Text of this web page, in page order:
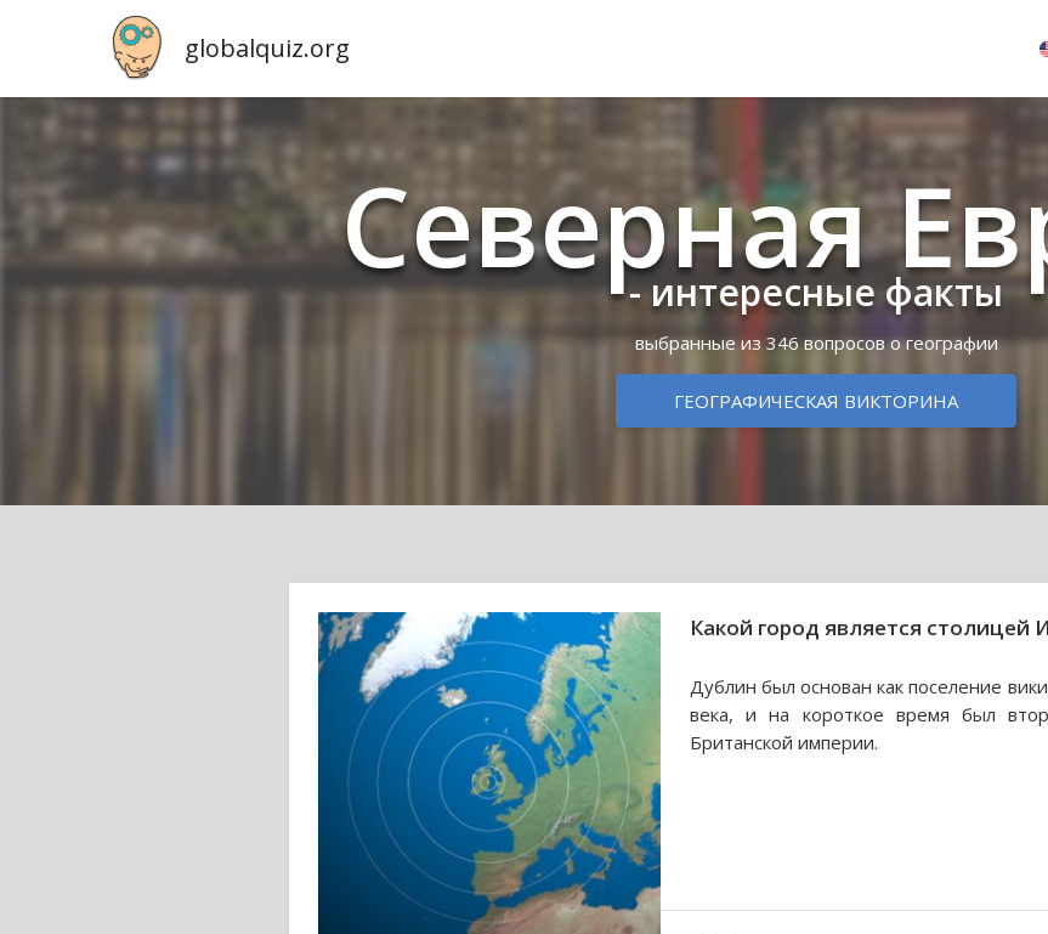
globalquiz.org
Северная
- интересные факты
выбранные из 346 вопросов о географии
ГЕОГРАФИЧЕСКАЯ ВИКТОРИНА
Какой город является столицей
Дублин был основан как поселение
века, и на короткое время был
Британской империи.